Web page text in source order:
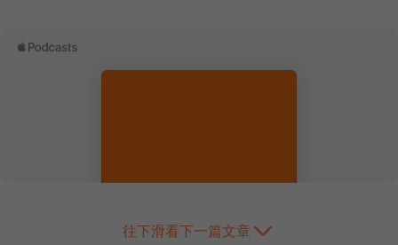
往下滑看下一篇文章